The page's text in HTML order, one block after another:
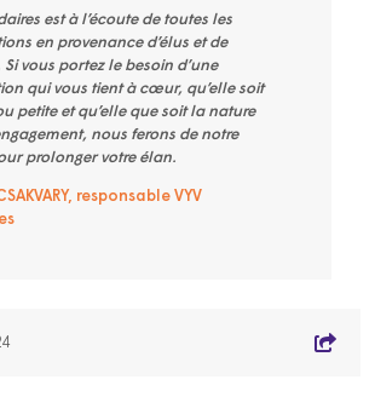
est à l’écoute de toutes les
en provenance d’élus et de
vous portez le besoin d’une
qui vous tient à cœur, qu’elle soit
petite et qu’elle que soit la nature
nous ferons de notre
prolonger votre élan.
responsable VYV